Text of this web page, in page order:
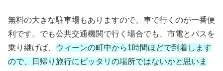
無料の大きな駐車場もありますので、車で行くのが一番便
利です。でも公共交通機関で行く場合でも、市電とバスを
乗り継げば、
ウィーンの町中から1時間ほどで到着します
ので、日帰り旅行にピッタリの場所ではないかと思いま